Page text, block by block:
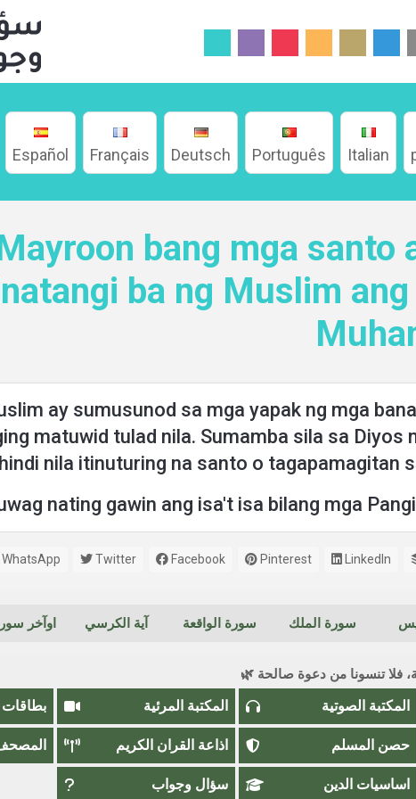
Español Français Deutsch Português Italian
bang mga santo
ba ng Muslim
ay sumusunod sa mga yapak ng mga
matuwid tulad nila. Sumamba sila sa
nila itinuturing na santo o tagapamagitan
nating gawin ang isa't isa bilang mga
WhatsApp Twitter Facebook Pinterest LinkedIn
سورة الملك سورة الواقعة آية الكرسي اوآخر
فلا تنسونا من دعوة صالحة 🌿
المكتبة الصوتية المكتبة المرئية بطاقات
حصن المسلم اذاعة القران الكريم
اساسيات الدين سؤال وجواب